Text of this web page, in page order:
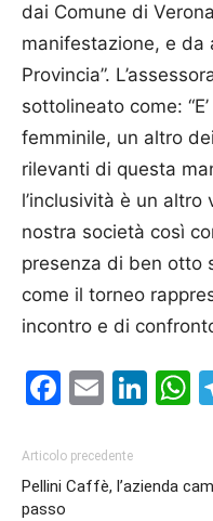
dai Comune di
manifestazione, e da
Provincia”.
sottolineato come:
femminile, un altro
rilevanti di questa
l’inclusività è un
nostra società così
presenza di ben otto
come il torneo
incontro e di
Email
Articolo precedente
Pellini Caffè, l’azienda
passo